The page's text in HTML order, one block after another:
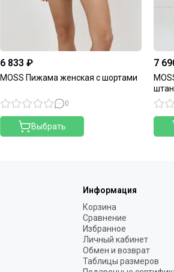
6 833 ₽
MOSS Пижама женская с шортами
0
Выбрать
7
Информация
Корзина
Сравнение
Избранное
Личный кабинет
Обмен и возврат
Таблицы размеров